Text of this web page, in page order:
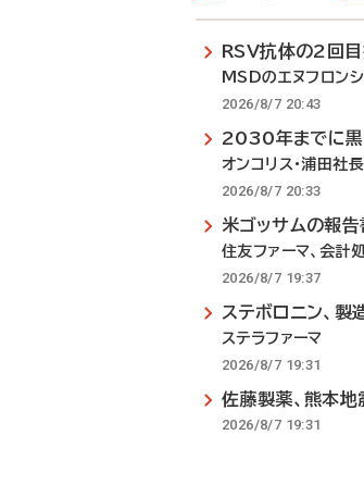
RSV抗体の2回
MSDのエヌフロン
2026/8/7 20:43
2030年までに黒
オンコリス・浦田社長
2026/8/7 20:33
米ゴッサムの報
住友ファーマ、会計
2026/8/7 19:37
ステボロニン、
ステラファーマ
2026/8/7 19:31
佐藤製薬、熊本
2026/8/7 19:31